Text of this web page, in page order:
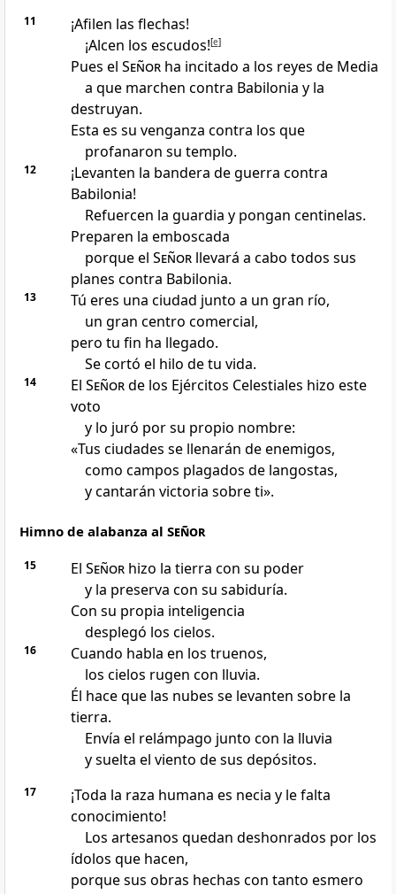
11
¡Afilen las flechas!
¡Alcen los escudos![e]
Pues el Señorha incitado a los reyes de Media
a que marchen contra Babilonia y la
destruyan.
Esta es su venganza contra los que
profanaron su templo.
12
¡Levanten la bandera de guerra contra
Babilonia!
Refuercen la guardia y pongan centinelas.
Preparen la emboscada
porque el Señorllevará a cabo todos sus
planes contra Babilonia.
13
Tú eres una ciudad junto a un gran río,
un gran centro comercial,
pero tu fin ha llegado.
Se cortó el hilo de tu vida.
14 El Señorde los Ejércitos Celestiales hizo este
voto
y lo juró por su propio nombre:
«Tus ciudades se llenarán de enemigos,
como campos plagados de langostas,
y cantarán victoria sobre ti».
Himno de alabanza al Señor
15 El Señorhizo la tierra con su poder
y la preserva con su sabiduría.
Con su propia inteligencia
desplegó los cielos.
16
Cuando habla en los truenos,
los cielos rugen con lluvia.
Él hace que las nubes se levanten sobre la
tierra.
Envía el relámpago junto con la lluvia
y suelta el viento de sus depósitos.
17
¡Toda la raza humana es necia y le falta
conocimiento!
Los artesanos quedan deshonrados por los
ídolos que hacen,
porque sus obras hechas con tanto esmero